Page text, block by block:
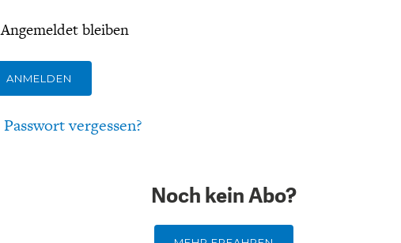
Angemeldet bleiben
ANMELDEN
Passwort vergessen?
Noch kein Abo?